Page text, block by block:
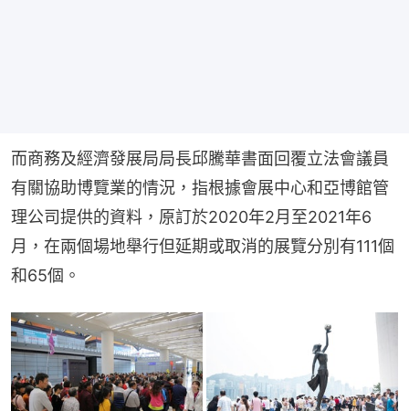
而商務及經濟發展局局長邱騰華書面回覆立法會議員
有關協助博覽業的情況，指根據會展中心和亞博館管
理公司提供的資料，原訂於2020年2月至2021年6
月，在兩個場地舉行但延期或取消的展覽分別有111個
和65個。